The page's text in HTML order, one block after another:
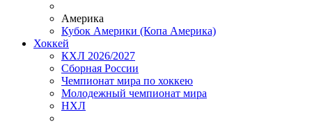
Америка
Кубок Америки (Копа Америка)
Хоккей
КХЛ 2026/2027
Сборная России
Чемпионат мира по хоккею
Молодежный чемпионат мира
НХЛ